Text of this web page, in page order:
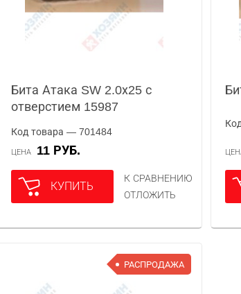
Бита Атака SW 2.0х25 с
отверстием 15987
Код товара — 701484
ЦЕНА 11 РУБ.
КУПИТЬ
К СРАВНЕНИЮ
ОТЛОЖИТЬ
РАСПРОДАЖА